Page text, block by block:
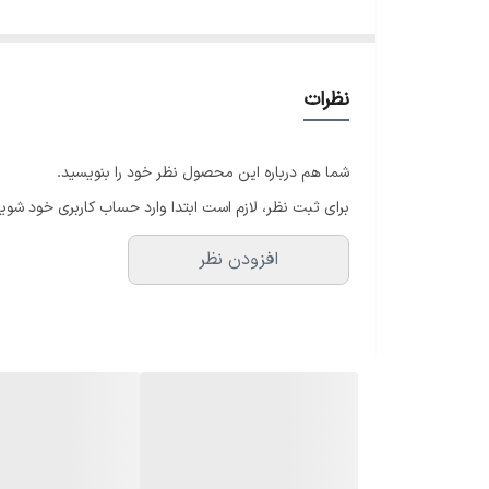
♥️✨در صورت سایز نبودن امکان تعویض وجود
نظرات
شما هم درباره این محصول نظر خود را بنویسید.
برای ثبت نظر، لازم است ابتدا وارد حساب کاربری خود
افزودن نظر